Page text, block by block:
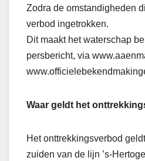
Zodra de omstandigheden
verbod ingetrokken.
Dit maakt het waterschap
persbericht, via
Waar geldt het
Het onttrekkingsverbod
zuiden van de lijn ’s-